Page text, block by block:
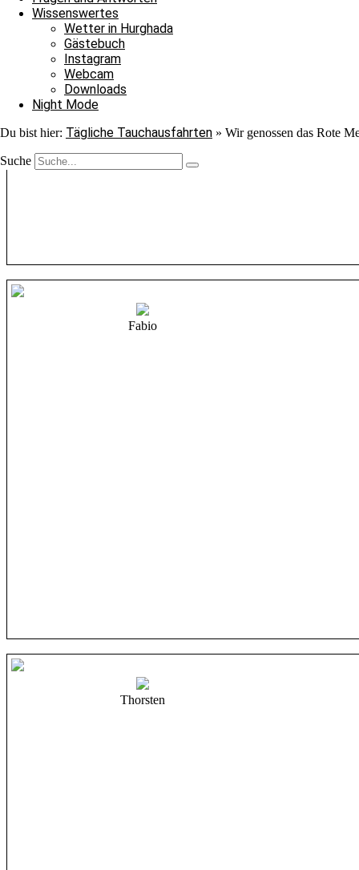
Wissenswertes
Wetter in Hurghada
Gästebuch
Instagram
Webcam
Downloads
Night Mode
Du bist hier: Tägliche Tauchausfahrten » Wir genossen das Rote
Suche
Fabio
Thorsten